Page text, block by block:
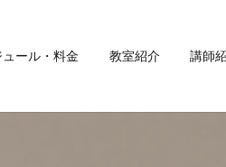
ュール・料金 教室紹介 講師